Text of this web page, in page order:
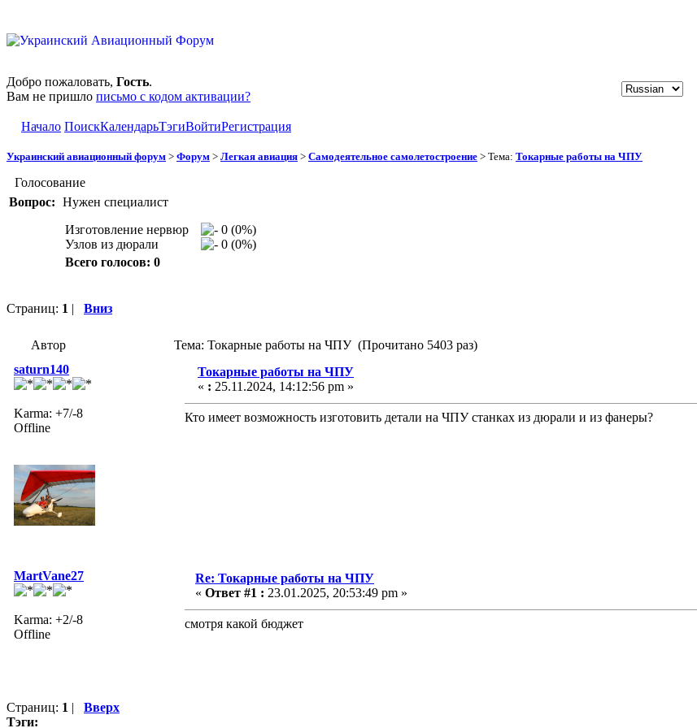
Добро пожаловать, Гость.
Вам не пришло письмо с кодом активации?
Начало ПоискКалендарьТэгиВойтиРегистрация
Украинский авиационный форум > Форум > Легкая авиация > Самодеятельное самолетостроение > Тема: Токарные работы на ЧПУ
Голосование
Вопрос: Нужен специалист
Изготовление нервюр
0 (0%)
Узлов из дюрали
0 (0%)
Всего голосов: 0
Страниц: 1 | Вниз
Автор
Тема: Токарные работы на ЧПУ (Прочитано 5403 раз)
saturn140
Karma: +7/-8
Offline
Токарные работы на ЧПУ
« : 25.11.2024, 14:12:56 pm »
Кто имеет возможность изготовить детали на ЧПУ станках из дюрали и из фанеры?
MartVane27
Karma: +2/-8
Offline
Re: Токарные работы на ЧПУ
« Ответ #1 : 23.01.2025, 20:53:49 pm »
смотря какой бюджет
Страниц: 1 | Вверх
Тэги: